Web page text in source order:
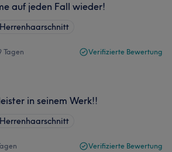
auf jeden Fall wieder!
Herrenhaarschnitt
Tagen Verifizierte Bewertung
in seinem Werk!!
Herrenhaarschnitt
Verifizierte Bewertung